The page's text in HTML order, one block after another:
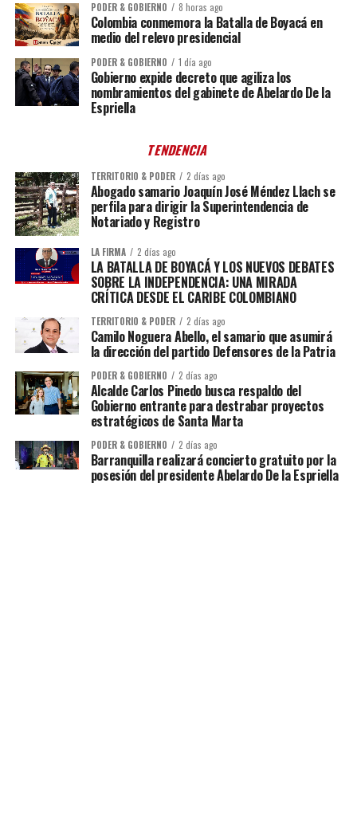
PODER & GOBIERNO 8 horas ago
Colombia conmemora la Batalla de Boyacá en
medio del relevo presidencial
PODER & GOBIERNO 1 día ago
Gobierno expide decreto que agiliza los
nombramientos del gabinete de Abelardo De la
Espriella
TENDENCIA
TERRITORIO & PODER 2 días ago
Abogado samario Joaquín José Méndez Llach se
perfila para dirigir la Superintendencia de
Notariado y Registro
LA FIRMA 2 días ago
LA BATALLA DE BOYACÁ Y LOS NUEVOS DEBATES
SOBRE LA INDEPENDENCIA: UNA MIRADA
CRÍTICA DESDE EL CARIBE COLOMBIANO
TERRITORIO & PODER 2 días ago
Camilo Noguera Abello, el samario que asumirá
la dirección del partido Defensores de la Patria
PODER & GOBIERNO 2 días ago
Alcalde Carlos Pinedo busca respaldo del
Gobierno entrante para destrabar proyectos
estratégicos de Santa Marta
PODER & GOBIERNO 2 días ago
Barranquilla realizará concierto gratuito por la
posesión del presidente Abelardo De la Espriella